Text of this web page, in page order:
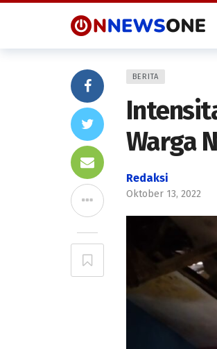
BERITA
Warga
Redaksi
Oktober 13, 2022